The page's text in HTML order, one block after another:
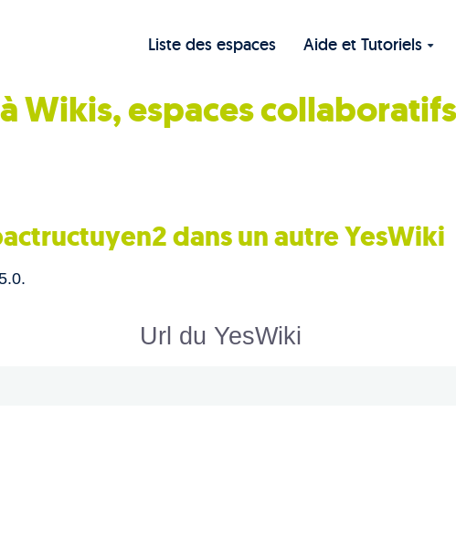
Liste des espaces Aide et Tutoriels
à Wikis, espaces collaboratifs
dans un autre YesWiki
Url du YesWiki